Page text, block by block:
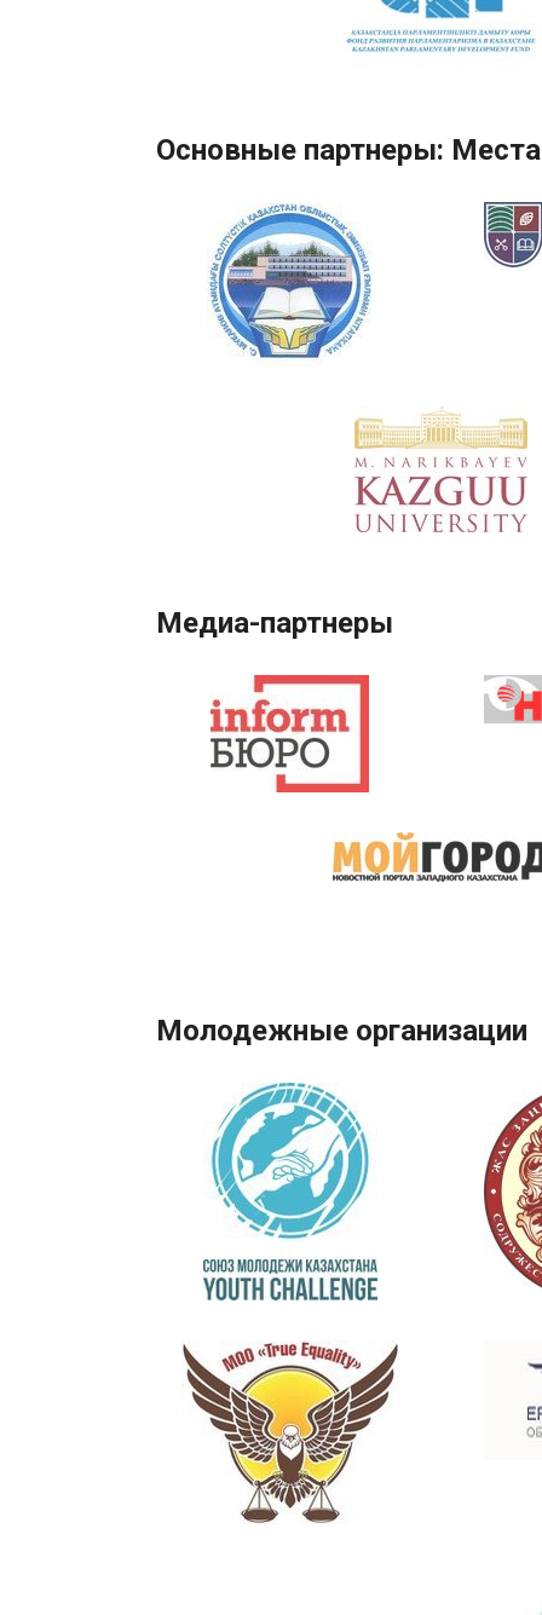
Основные партнеры:
Медиа-партнеры
Молодежные организации